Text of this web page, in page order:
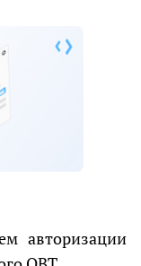
авторизации